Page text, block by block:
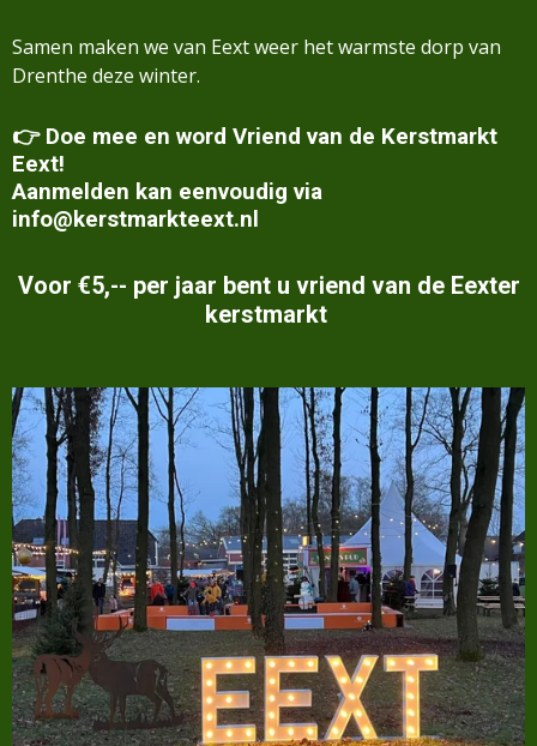
Samen maken we van Eext weer het warmste dorp van
Drenthe deze winter.
👉 Doe mee en word Vriend van de Kerstmarkt
Eext!
Aanmelden kan eenvoudig via
info@kerstmarkteext.nl
Voor €5,-- per jaar bent u vriend van de Eexter
kerstmarkt